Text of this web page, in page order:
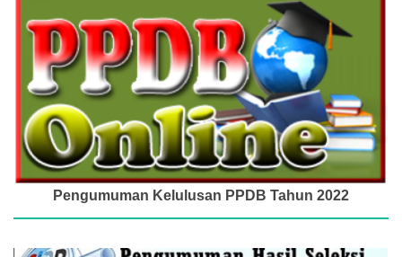
Pengumuman Kelulusan PPDB Tahun 2022